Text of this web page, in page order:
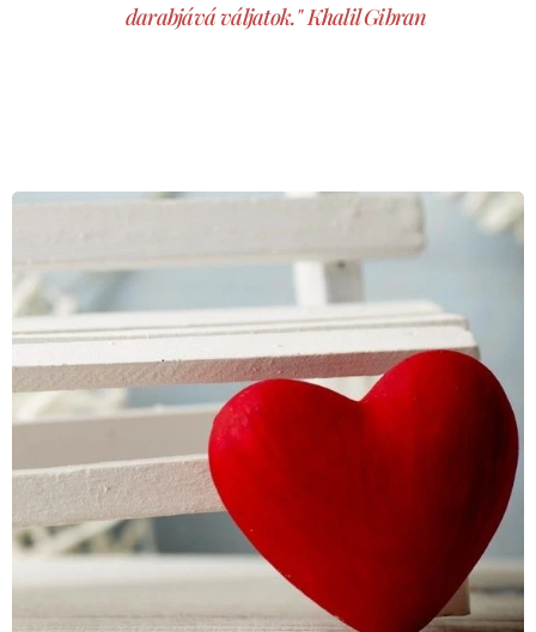
darabjává váljatok." Khalil Gibran